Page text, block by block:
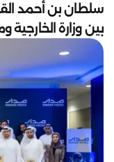
سلطان بن أحمد
بين وزارة